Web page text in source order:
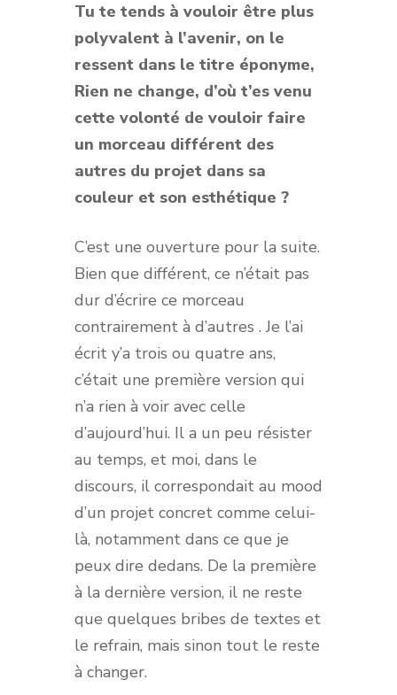
Tu te tends à vouloir être plus
polyvalent à l’avenir, on le
ressent dans le titre éponyme,
Rien ne change, d’où t’es venu
cette volonté de vouloir faire
un morceau différent des
autres du projet dans sa
couleur et son esthétique ?
C’est une ouverture pour la suite.
Bien que différent, ce n’était pas
dur d’écrire ce morceau
contrairement à d’autres . Je l’ai
écrit y’a trois ou quatre ans,
c’était une première version qui
n’a rien à voir avec celle
d’aujourd’hui. Il a un peu résister
au temps, et moi, dans le
discours, il correspondait au mood
d’un projet concret comme celui-
là, notamment dans ce que je
peux dire dedans. De la première
à la dernière version, il ne reste
que quelques bribes de textes et
le refrain, mais sinon tout le reste
à changer.